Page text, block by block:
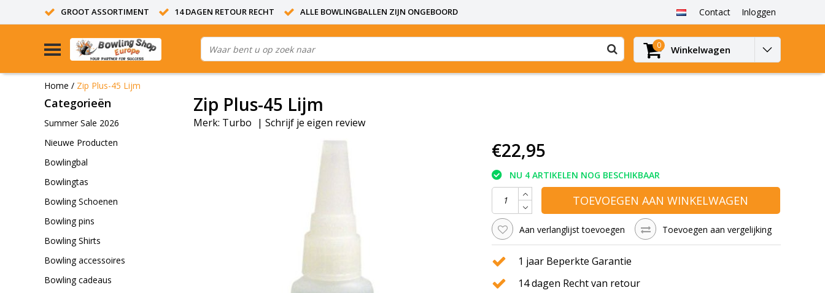
GROOT ASSORTIMENT 14 DAGEN RETOUR RECHT ALLE BOWLINGBALLEN ZIJN ONGEBOORD Contact Inloggen
0 Winkelwagen
Home / Zip Plus-45 Lijm
Categorieën
Summer Sale 2026
Nieuwe Producten
Bowlingbal
Bowlingtas
Bowling Schoenen
Bowling pins
Bowling Shirts
Bowling accessoires
Bowling cadeaus
Zip Plus-45 Lijm
Merk: Turbo | Schrijf je eigen review
€22,95
NU 4 ARTIKELEN NOG BESCHIKBAAR
TOEVOEGEN AAN WINKELWAGEN
Aan verlanglijst toevoegen Toevoegen aan vergelijking
1 jaar Beperkte Garantie
14 dagen Recht van retour